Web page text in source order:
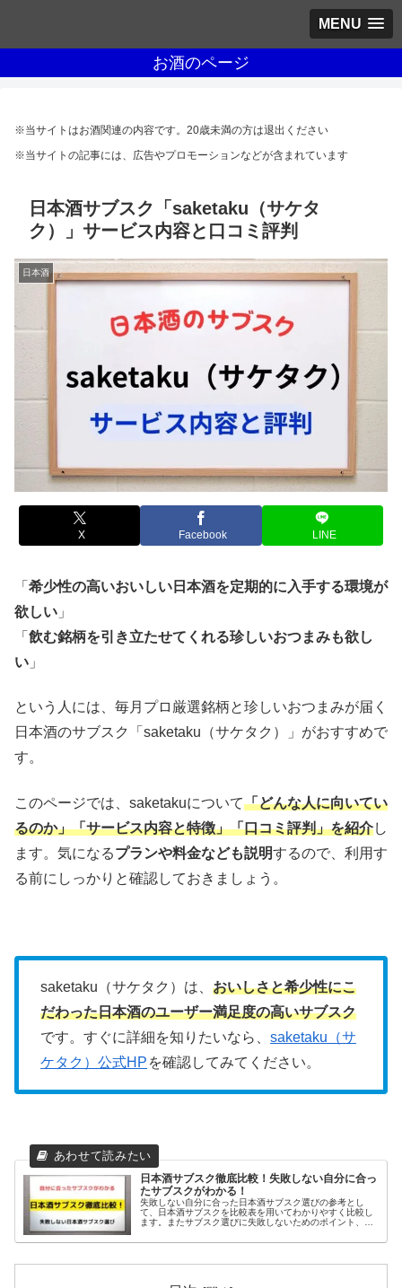
MENU
お酒のページ
※当サイトはお酒関連の内容です。20歳未満の方は退出ください
※当サイトの記事には、広告やプロモーションなどが含まれています
日本酒サブスク「saketaku（サケタ
ク）」サービス内容と口コミ評判
日本酒
X Facebook LINE
「 希少性の高いおいしい日本酒を定期的に入手する環境が
欲しい 」
「 飲む銘柄を引き立たせてくれる珍しいおつまみも欲し
い 」
という人には、毎月プロ厳選銘柄と珍しいおつまみが届く
日本酒のサブスク「saketaku（サケタク）」がおすすめで
す。
このページでは、saketakuについて「どんな人に向いてい
るのか」「サービス内容と特徴」「口コミ評判」を紹介し
ます。気になるプランや料金なども説明するので、利用す
る前にしっかりと確認しておきましょう。
saketaku（サケタク）は、 おいしさと希少性にこ
だわった日本酒のユーザー満足度の高いサブスク
です。すぐに詳細を知りたいなら、 saketaku（サ
ケタク）公式HP を確認してみてください。
日本酒サブスク徹底比較！失敗しない自分に合っ
たサブスクがわかる！
失敗しない自分に合った日本酒サブスク選びの参考とし
て、日本酒サブスクを比較表を用いてわかりやすく比較し
ます。またサブスク選びに失敗しないためのポイント、ニ
するので、参考にしてみてください。